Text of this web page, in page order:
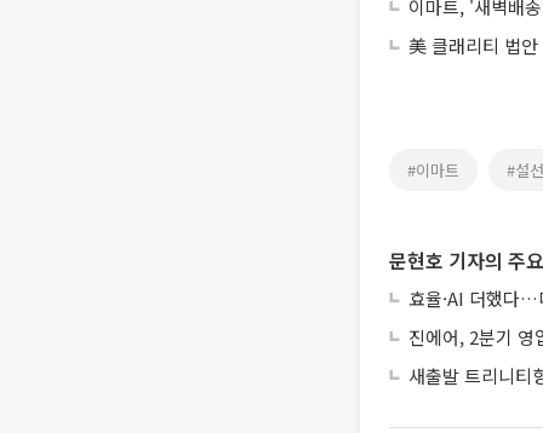
이마트, '새벽배
美 클래리티 법
#이마트 #설
문현호 기자의 주
효율·AI 더했다…
진에어, 2분기
새출발 트리니티